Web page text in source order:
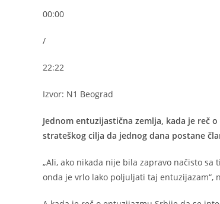
00:00
/
22:22
Izvor: N1 Beograd
Jednom entuzijastična zemlja, kada je reč
strateškog cilja da jednog dana postane
„Ali, ako nikada nije bila zapravo načisto
onda je vrlo lako poljuljati taj entuzijazam“,